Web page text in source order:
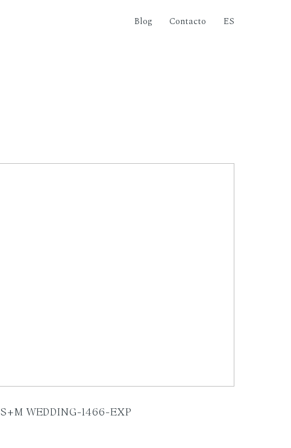
Blog Contacto ES
S+M WEDDING-1466-EXP